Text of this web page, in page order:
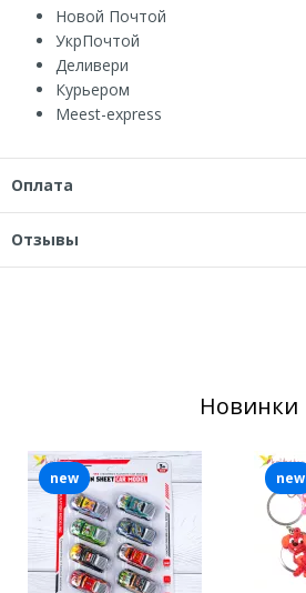
Новой Почтой
УкрПочтой
Деливери
Курьером
Мeest-express
Оплата
Отзывы
Новинки
new new